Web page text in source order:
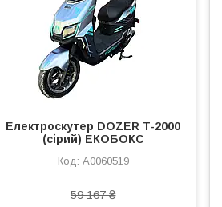
Електроcкутер DOZER T-2000
(сірий) ЕКОБОКС
А0060519
59 167 ₴